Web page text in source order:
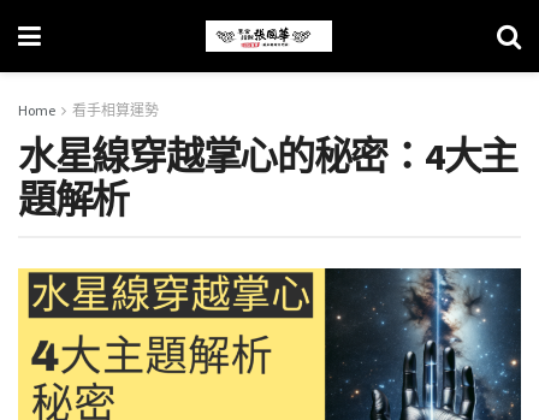
Home 看手相算運勢
水星線穿越掌心的秘密：4大主
題解析